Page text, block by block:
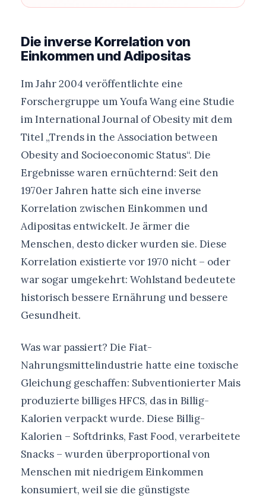
Die inverse Korrelation von
Einkommen und Adipositas
Im Jahr 2004 veröffentlichte eine
Forschergruppe um Youfa Wang eine Studie
im International Journal of Obesity mit dem
Titel „Trends in the Association between
Obesity and Socioeconomic Status“. Die
Ergebnisse waren ernüchternd: Seit den
1970er Jahren hatte sich eine inverse
Korrelation zwischen Einkommen und
Adipositas entwickelt. Je ärmer die
Menschen, desto dicker wurden sie. Diese
Korrelation existierte vor 1970 nicht – oder
war sogar umgekehrt: Wohlstand bedeutete
historisch bessere Ernährung und bessere
Gesundheit.
Was war passiert? Die Fiat-
Nahrungsmittelindustrie hatte eine toxische
Gleichung geschaffen: Subventionierter Mais
produzierte billiges HFCS, das in Billig-
Kalorien verpackt wurde. Diese Billig-
Kalorien – Softdrinks, Fast Food, verarbeitete
Snacks – wurden überproportional von
Menschen mit niedrigem Einkommen
konsumiert, weil sie die günstigste